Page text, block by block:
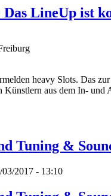
Das LineUp ist
heavy Slots. Das
aus dem In- und
Tuning &
2017 - 13:10